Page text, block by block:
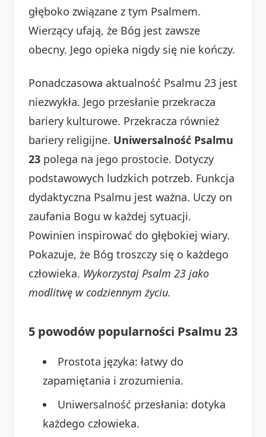
głęboko związane z tym Psalmem.
Wierzący ufają, że Bóg jest zawsze
obecny. Jego opieka nigdy się nie kończy.
Ponadczasowa aktualność Psalmu 23 jest
niezwykła. Jego przesłanie przekracza
bariery kulturowe. Przekracza również
bariery religijne. Uniwersalność Psalmu
23 polega na jego prostocie. Dotyczy
podstawowych ludzkich potrzeb. Funkcja
dydaktyczna Psalmu jest ważna. Uczy on
zaufania Bogu w każdej sytuacji.
Powinien inspirować do głębokiej wiary.
Pokazuje, że Bóg troszczy się o każdego
człowieka. Wykorzystaj Psalm 23 jako
modlitwę w codziennym życiu.
5 powodów popularności Psalmu 23
Prostota języka: łatwy do
zapamiętania i zrozumienia.
Uniwersalność przesłania: dotyka
każdego człowieka.